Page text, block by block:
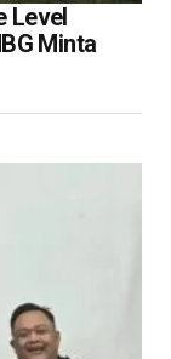
Level
Minta